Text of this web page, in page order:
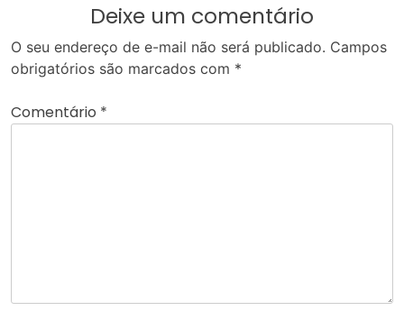
Deixe um comentário
O seu endereço de e-mail não será publicado. Campos
obrigatórios são marcados com *
Comentário *